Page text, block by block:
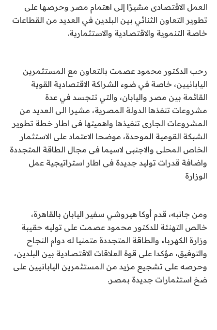
العمل الاقتصادى مشيرًا إلى اهتمام مصر وحرصها على
تطوير التعاون الثنائي بين البلدين في العديد من القطاعات
خاصة التنموية والاقتصادية والاستثمارية.
رحب الدكتور محمود عصمت بالتعاون مع المستثمرين
اليابانيين، خاصة في ضوء الشراكة الاقتصادية القوية
القائمة بين مصر واليابان، والتي تتجسد في عدة
مشروعات تنفذها الدولة المصرية، مشيرا الى العديد من
المشروعات الجارى تنفيذها واهميتها فى اطار خطة تطوير
الشبكة القومية الموحدة، موضحا الاعتماد على الاستثمار
الخاص المحلى والاجنبى لاسيما فى مجال الطاقة المتجددة
واضافة قدرات توليد جديدة فى اطار استراتيجية عمل
الوزارة
ومن جانبه، قدم أوكا هيروشي سفير اليابان بالقاهرة،
خالص التهنئة للدكتور محمود عصمت على توليه حقيبة
وزارة الكهرباء والطاقة المتجددة متمنيا له دوام النجاح
والتوفيق، مؤكدا على قوة العلاقات الاقتصادية بين البلدين،
وحرصه على تشجيع مزيد من المستثمرين اليابانيين على
ضخ استثمارات جديدة بمصر.